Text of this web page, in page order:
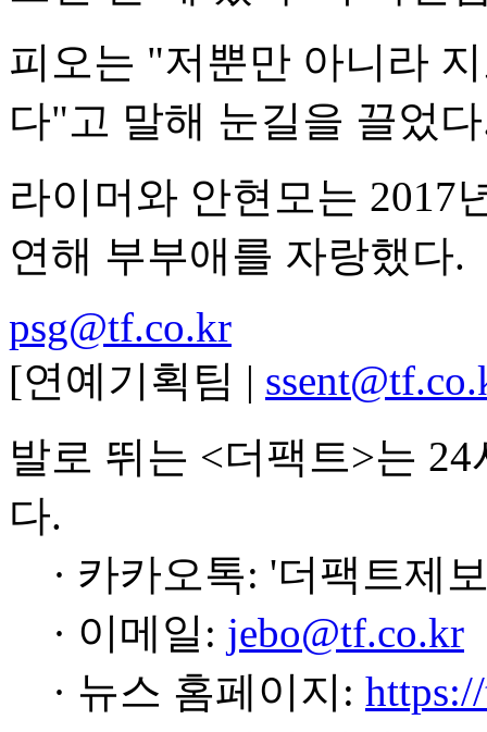
피오는 "저뿐만 아니라
다"고 말해 눈길을 끌었
라이머와 안현모는 2017
연해 부부애를 자랑했다.
psg@tf.co.kr
[연예기획팀 |
발로 뛰는 <더팩트>는
다.
· 카카오톡: '더팩트제
· 이메일: jebo@tf.co.kr
· 뉴스 홈페이지: